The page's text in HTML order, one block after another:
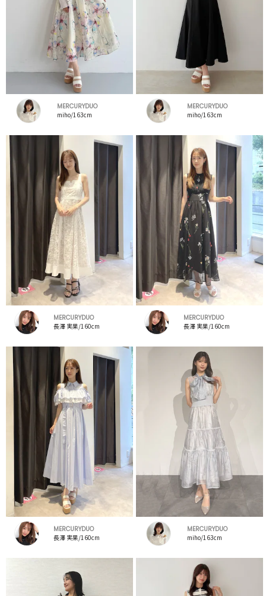
MERCURYDUO
miho/163cm
MERCURYDUO
miho/163cm
MERCURYDUO
長澤 実果/160cm
MERCURYDUO
長澤 実果/160cm
MERCURYDUO
長澤 実果/160cm
MERCURYDUO
miho/163cm